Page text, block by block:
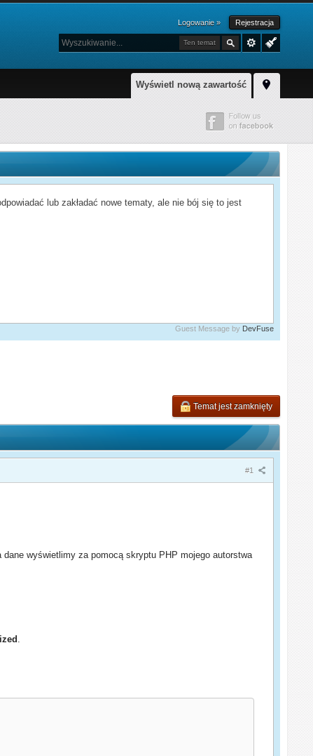
Logowanie » Rejestracja
Ten temat
Wyświetl nową zawartość
lub zakładać nowe tematy, ale nie bój się to jest
Guest Message by DevFuse
Temat jest zamknięty
#1
wyświetlimy za pomocą skryptu PHP mojego autorstwa
.